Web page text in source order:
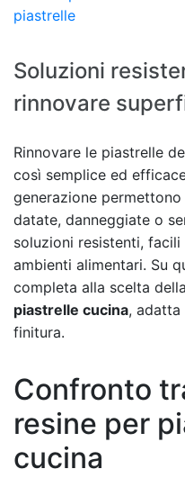
Soluzioni
rinnovare
Rinnovare le piastrelle
così semplice ed
generazione
datate, danneggiate o
soluzioni resistenti,
ambienti alimentari. Su
completa alla scelta
piastrelle cucina, adatta
finitura.
Confronto
resine per
cucina